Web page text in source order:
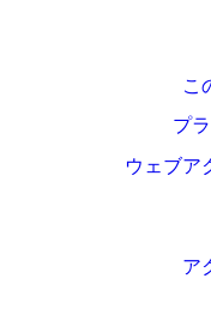
こ
プ
ウェブア
ア